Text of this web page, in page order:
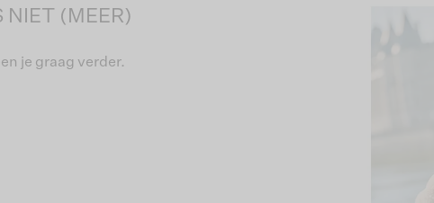
NIET (MEER)
je graag verder.